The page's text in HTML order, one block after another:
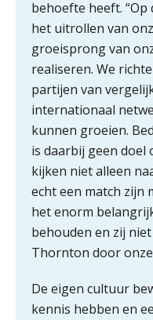
behoefte heeft.
het uitrollen van
groeisprong van
realiseren. We
partijen van
internationaal
kunnen groeien.
is daarbij geen doel
kijken niet alleen
echt een match zijn
het enorm
behouden en zij
Thornton door
De eigen cultuur
kennis hebben en